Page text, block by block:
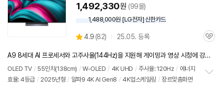
1,492,330원 (99몰)
1,488,000원 [LG전자] 신한카드
별
점
4.9 (상
리
뷰
82) 25.05. 등록
관
A9 8세대 AI 프로세서와 고주사율(144Hz)을 지원해 게이밍과 영상 시청에 강력한 성능을 갖춘 OLED 모델
OLED TV / 55인치 (138cm) / W-OLED / 4K UHD / 주사율: 120Hz / 에너지
효율: 4등급 / 2025년형 / 알파9 4K AI Gen8 / 4K업스케일링 / 장르맞춤화면